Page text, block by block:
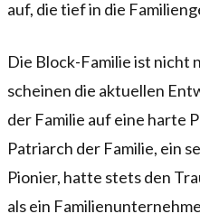
auf, die tief in die
Die Block-Familie ist nicht
scheinen die aktuellen
der Familie auf eine harte
Patriarch der Familie, ein
Pionier, hatte stets den
als ein